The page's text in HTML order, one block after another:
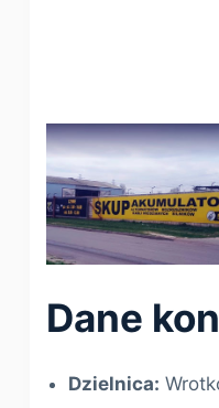
Dane
Dzielnica: